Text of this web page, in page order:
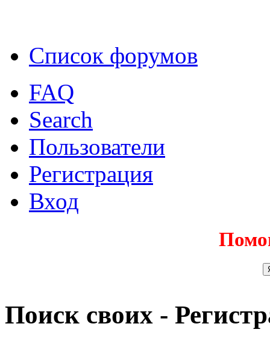
Список форумов
FAQ
Search
Пользователи
Регистрация
Вход
Поиск своих -